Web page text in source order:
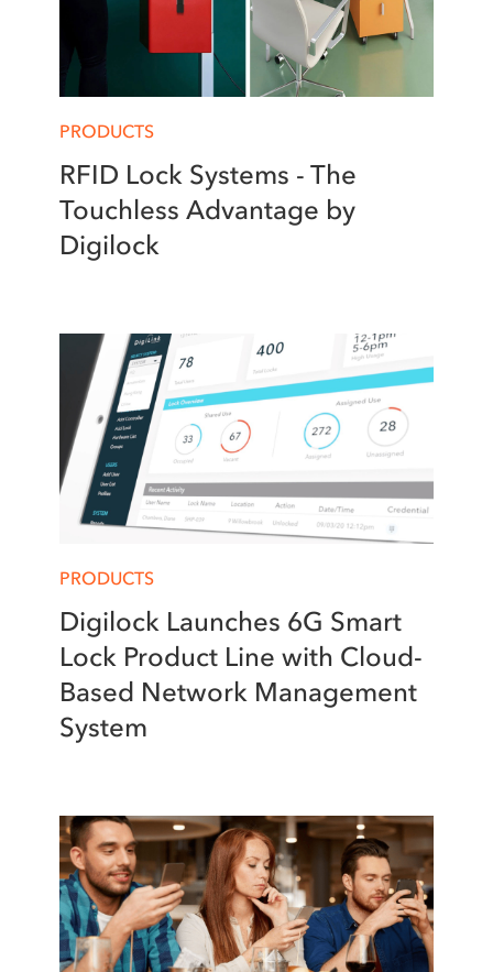
PRODUCTS
RFID Lock Systems - The
Touchless Advantage by
Digilock
PRODUCTS
Digilock Launches 6G Smart
Lock Product Line with Cloud-
Based Network Management
System